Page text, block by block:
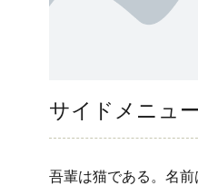
サイドメニュー
吾輩は猫である。名